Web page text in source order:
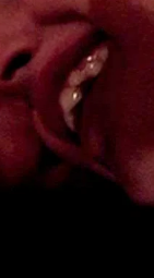
WhatsappFacebook
Desde que
olvidarla
de lo que se
años y
una mujer,